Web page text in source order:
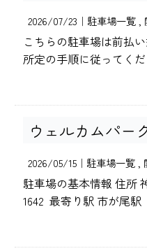
2026/07/23｜ 駐車場一覧
こちらの駐車場は前払
所定の手順に従ってく
ウェルカムパー
2026/05/15｜ 駐車場一覧
駐車場の基本情報 住所
1642 最寄り駅 市が尾駅